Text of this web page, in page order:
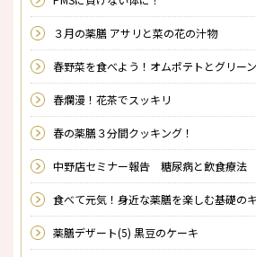
３月の薬膳 アサリと菜の花の汁物
春野菜を食べよう！オムポテトとグリー
春爛漫！花茶でスッキリ
春の薬膳３分間クッキング！
中野店セミナー報告 糖尿病と飲食療法
食べて元気！身近な薬膳を楽しむ基礎の
薬膳デザート(5) 黒豆のケーキ